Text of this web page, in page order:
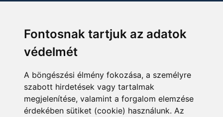
Fontosnak tartjuk az adatok
védelmét
A böngészési élmény fokozása, a személyre
szabott hirdetések vagy tartalmak
megjelenítése, valamint a forgalom elemzése
érdekében sütiket (cookie) használunk. Az